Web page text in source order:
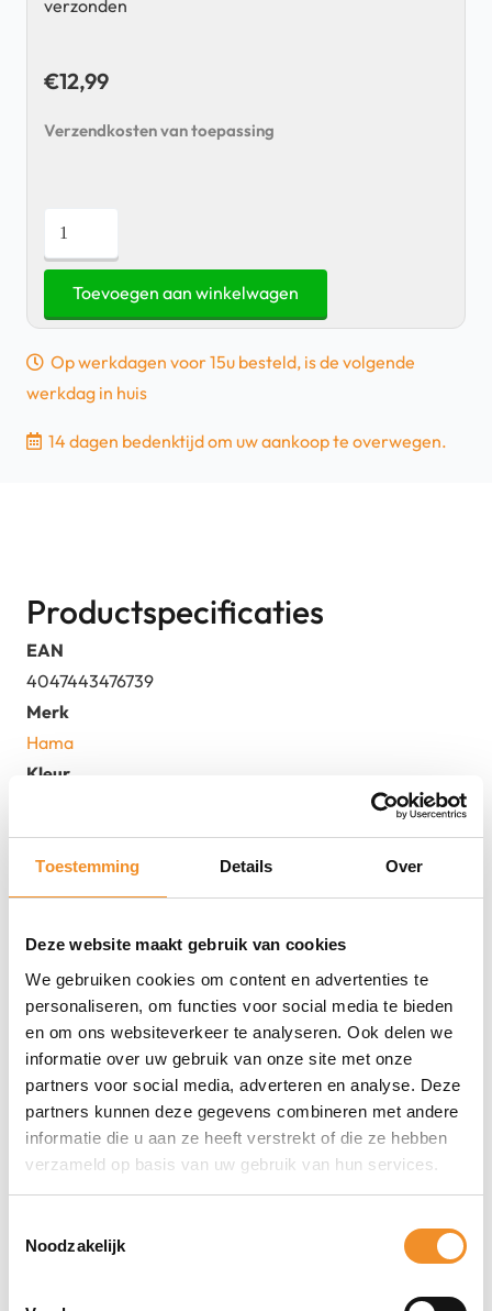
Toestemming Details Over
Deze website maakt gebruik van cookies
We gebruiken cookies om content en advertenties te
personaliseren, om functies voor social media te bieden
en om ons websiteverkeer te analyseren. Ook delen we
informatie over uw gebruik van onze site met onze
partners voor social media, adverteren en analyse. Deze
partners kunnen deze gegevens combineren met andere
informatie die u aan ze heeft verstrekt of die ze hebben
verzameld op basis van uw gebruik van hun services.
Noodzakelijk
verzonden
€12,99
Verzendkosten van toepassing
Hama
Wifi
Led
Inbouwspot
-
App
aantal
Toevoegen aan winkelwagen
Op werkdagen voor 15u besteld, is de volgende
werkdag in huis
14 dagen bedenktijd om uw aankoop te overwegen.
Productspecificaties
EAN
4047443476739
Merk
Hama
Kleur
Lichtstroom
380 lumen
Stralingshoek
Dimbare helderheid
ja